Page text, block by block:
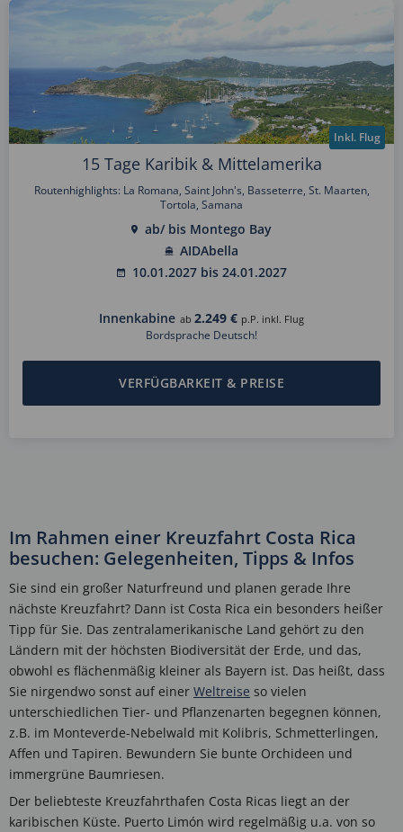
Inkl. Flug
15 Tage Karibik & Mittelamerika
Routenhighlights: La Romana, Saint John's, Basseterre, St. Maarten,
Tortola, Samana
ab/ bis Montego Bay
AIDAbella
10.01.2027 bis 24.01.2027
Innenkabine ab 2.249 € p.P. inkl. Flug
Bordsprache Deutsch!
VERFÜGBARKEIT & PREISE
Im Rahmen einer Kreuzfahrt Costa Rica
besuchen: Gelegenheiten, Tipps & Infos
Sie sind ein großer Naturfreund und planen gerade Ihre
nächste Kreuzfahrt? Dann ist Costa Rica ein besonders heißer
Tipp für Sie. Das zentralamerikanische Land gehört zu den
Ländern mit der höchsten Biodiversität der Erde, und das,
obwohl es flächenmäßig kleiner als Bayern ist. Das heißt, dass
Sie nirgendwo sonst auf einer Weltreise so vielen
unterschiedlichen Tier- und Pflanzenarten begegnen können,
z.B. im Monteverde-Nebelwald mit Kolibris, Schmetterlingen,
Affen und Tapiren. Bewundern Sie bunte Orchideen und
immergrüne Baumriesen.
Der beliebteste Kreuzfahrthafen Costa Ricas liegt an der
karibischen Küste. Puerto Limón wird regelmäßig u.a. von so